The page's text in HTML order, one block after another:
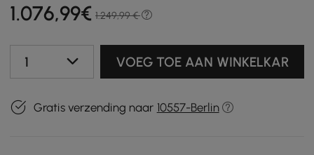
1.076,99€ 1.249,99 €
1 VOEG TOE AAN WINKELKAR
Gratis verzending naar 10557-Berlin